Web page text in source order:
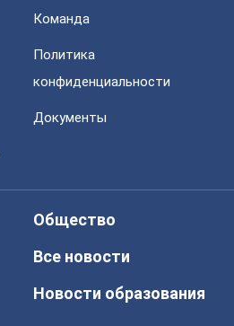
Команда
Политика
конфиденциальности
Документы
Общество
Все новости
Новости образования